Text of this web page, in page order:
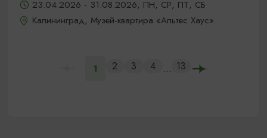
23.04.2026 - 31.08.2026, ПН, СР, ПТ, СБ
Калининград, Музей-квартира «Альтес Хаус»
1 2 3 4 ... 13